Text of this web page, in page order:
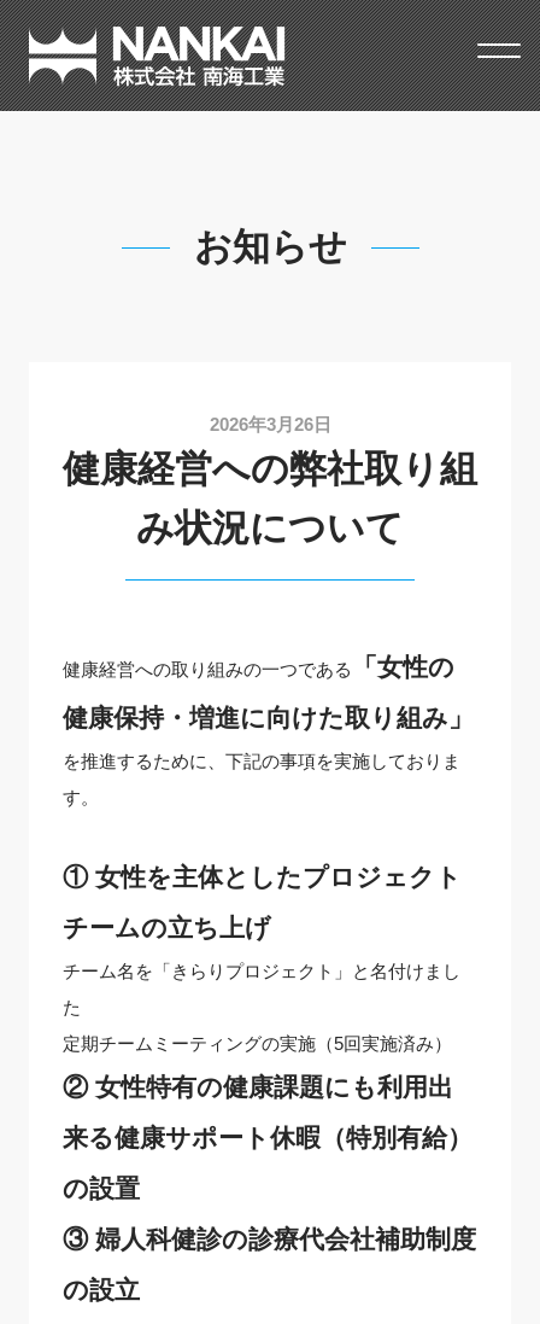
南海工業健康経営への弊社取り組み状況について
お知らせ
2026年3月26日
健康経営への弊社取り組
み状況について
健康経営への取り組みの一つである
「女性の
健康保持・増進に向けた取り組み」
を推進するために、下記の事項を実施しておりま
す。
① 女性を主体としたプロジェクト
チームの立ち上げ
チーム名を「きらりプロジェクト」と名付けまし
た
定期チームミーティングの実施（5回実施済み）
② 女性特有の健康課題にも利用出
来る健康サポート休暇（特別有給）
の設置
③ 婦人科健診の診療代会社補助制度
の設立